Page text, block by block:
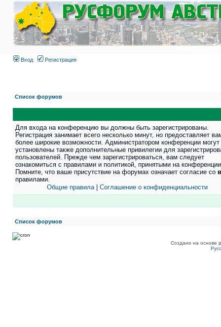
Вход Регистрация
Список форумов
Для входа на конференцию вы должны быть зарегистрированы.
Регистрация занимает всего несколько минут, но предоставляет
более широкие возможности. Администратором конференции
установлены также дополнительные привилегии для
пользователей. Прежде чем зарегистрироваться, вам следует
ознакомиться с правилами и политикой, принятыми на
Помните, что ваше присутствие на форумах означает согласие со
правилами.
Общие правила| Соглашение о конфиденциальности
Список форумов
Создано на основе